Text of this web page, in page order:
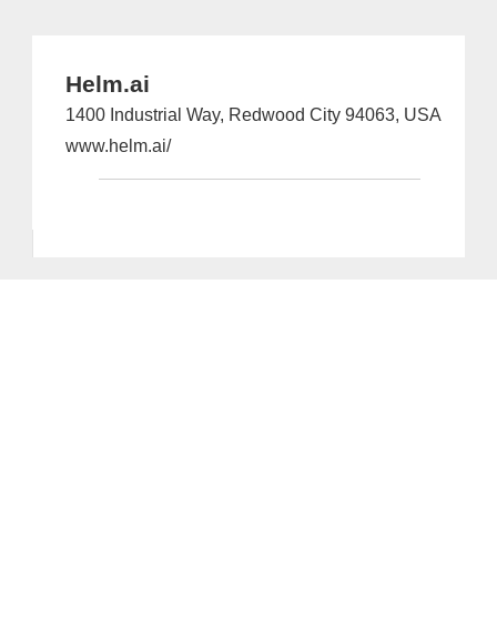
Helm.ai
1400 Industrial Way, Redwood City 94063, USA
www.helm.ai/